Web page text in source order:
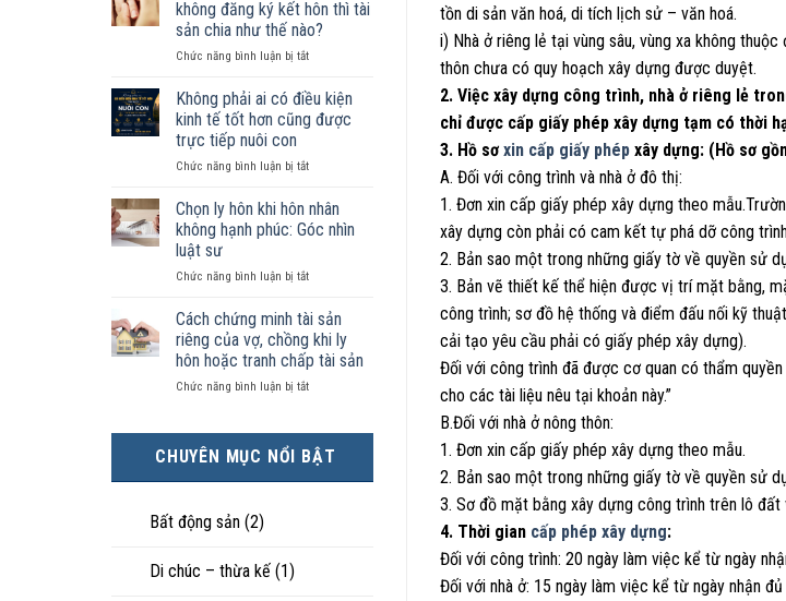
chung
như
vợ
trong
trường
hợp
được
luật
công
hôn
thực
tế?
không đăng ký kết hôn thì tài
sản chia như thế nào?
Chức năng bình luận bị tắtở
chung
như
vợ
không
ký
kết
hôn
tài
chia
như
nào?
Không phải ai có điều kiện
kinh tế tốt hơn cũng được
trực tiếp nuôi con
Chức năng bình luận bị tắtở
phải
ai
có
kiện
tế
tốt
hơn
cũng
được
con
Chọn ly hôn khi hôn nhân
không hạnh phúc: Góc nhìn
luật sư
Chức năng bình luận bị tắtở
ly
hôn
khi
hôn
nhân
Góc
nhìn
Cách chứng minh tài sản
riêng của vợ, chồng khi ly
hôn hoặc tranh chấp tài sản
Chức năng bình luận bị tắtở
tài
CHUYÊN MỤC NỔI BẬT
Bất động sản (2)
Di chúc – thừa kế (1)
tồn di sản văn hoá, di tích lịch sử – văn hoá.
i) Nhà ở riêng lẻ tại vùng sâu, vùng xa không
thôn chưa có quy hoạch xây dựng được duyệt.
2. Việc xây dựng công trình, nhà ở riêng lẻ
chỉ được cấp giấy phép xây dựng tạm có thời
3. Hồ sơ xin cấp giấy phép xây dựng: (Hồ sơ
A. Đối với công trình và nhà ở đô thị:
1. Đơn xin cấp giấy phép xây dựng theo
xây dựng còn phải có cam kết tự phá dỡ công
2. Bản sao một trong những giấy tờ về quyền sử
3. Bản vẽ thiết kế thể hiện được vị trí mặt bằng,
công trình; sơ đồ hệ thống và điểm đấu nối kỹ
cải tạo yêu cầu phải có giấy phép xây dựng).
Đối với công trình đã được cơ quan có thẩm
cho các tài liệu nêu tại khoản này.”
B.Đối với nhà ở nông thôn:
1. Đơn xin cấp giấy phép xây dựng theo mẫu.
2. Bản sao một trong những giấy tờ về quyền sử
3. Sơ đồ mặt bằng xây dựng công trình trên lô
4. Thời gian cấp phép xây dựng:
Đối với công trình: 20 ngày làm việc kể từ ngày
Đối với nhà ở: 15 ngày làm việc kể từ ngày nhận